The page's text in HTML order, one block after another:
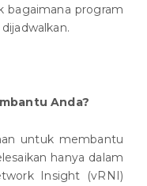
bagaimana program
Anda?
untuk membantu
hanya dalam
Insight (vRNI)